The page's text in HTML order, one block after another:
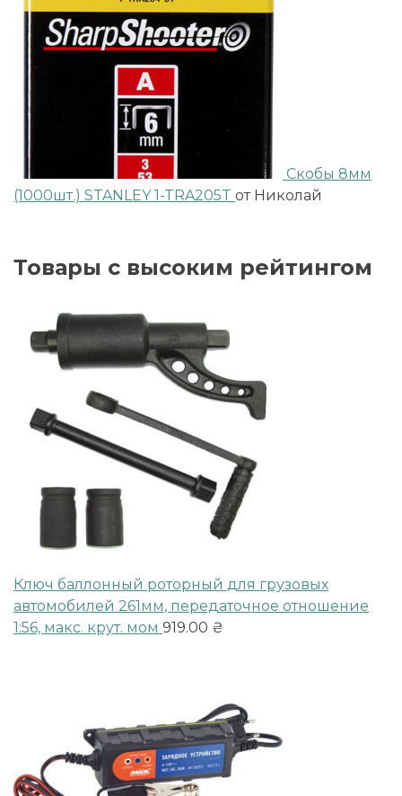
Скобы 8мм
(1000шт.) STANLEY 1-TRA205T от Николай
Товары с высоким рейтингом
Ключ баллонный роторный для грузовых
автомобилей 261мм, передаточное отношение
1:56, макc. крут. мом 919.00 ₴